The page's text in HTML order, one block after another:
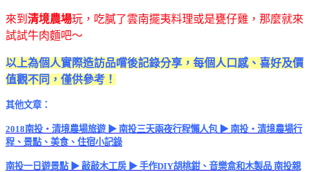
來到 清境農場玩，吃膩了雲南擺夷料理或是甕仔雞，那麼就來
試試牛肉麵吧～
以上為個人實際造訪品嚐後記錄分享，每個人口感、喜好及價
值觀不同，僅供參考！
其他文章：
2018南投・清境農場旅遊 ▶ 南投三天兩夜行程懶人包 ▶ 南投・清境農場行
程、景點、美食、住宿小記錄
南投一日遊景點 ▶ 敲敲木工房 ▶ 手作DIY胡桃鉗、音樂盒和木製品 南投親